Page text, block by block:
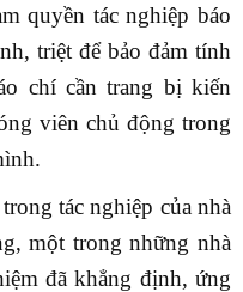
quyền tác nghiệp báo
triệt để bảo đảm tính
chí cần trang bị kiến
viên chủ động trong
tác nghiệp của nhà
một trong những nhà
đã khẳng định, ứng